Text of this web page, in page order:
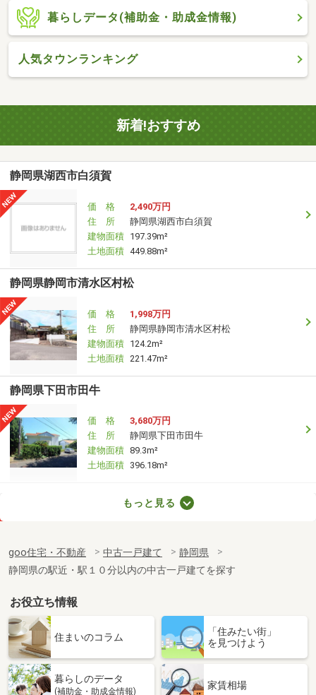
暮らしデータ(補助金・助成金情報)
人気タウンランキング
新着!おすすめ
静岡県湖西市白須賀
価 格
2,490万円
住 所
静岡県湖西市白須賀
建物面積 197.39m²
土地面積 449.88m²
静岡県静岡市清水区村松
価 格
1,998万円
住 所
静岡県静岡市清水区村松
建物面積 124.2m²
土地面積 221.47m²
静岡県下田市田牛
価 格
3,680万円
住 所
静岡県下田市田牛
建物面積 89.3m²
土地面積 396.18m²
建物面積 101.61m²
土地面積 641m²
静岡県伊東市赤沢
価 格
1,280万円
静岡県伊東市赤沢
建物面積 65.28m²
土地面積
もっと見る
goo住宅・不動産 中古一戸建て
静岡県
静岡県の駅近・駅１０分以内の中古一戸建てを探す
お役立ち情報
住まいのコラム
「住みたい街」
を見つけよう
暮らしのデータ
(補助金・助成金情報)
家賃相場